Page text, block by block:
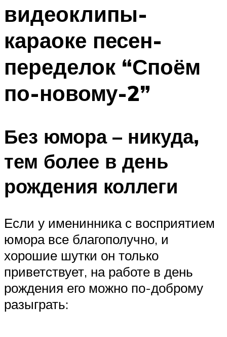
Меню
видеоклипы-
караоке песен-
переделок “Споём
по-новому-2”
Без юмора – никуда,
тем более в день
рождения коллеги
Если у именинника с восприятием
юмора все благополучно, и
хорошие шутки он только
приветствует, на работе в день
рождения его можно по-доброму
разыграть: